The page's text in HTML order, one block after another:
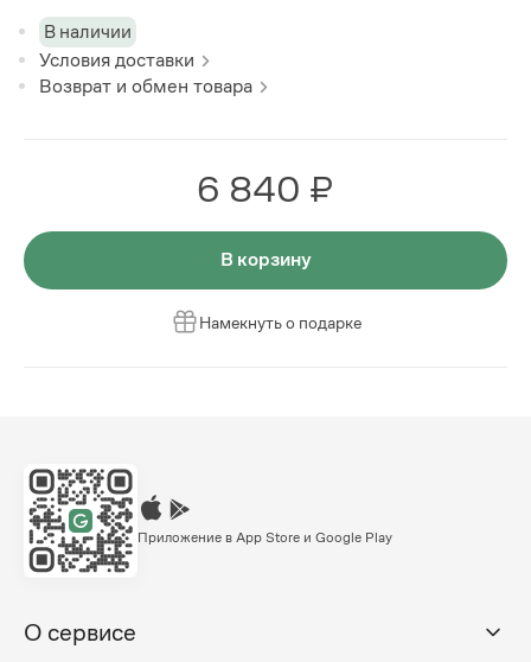
В наличии
Условия доставки
Возврат и обмен товара
6 840 ₽
В корзину
Намекнуть о подарке
Приложение в App Store и Google Play
О сервисе